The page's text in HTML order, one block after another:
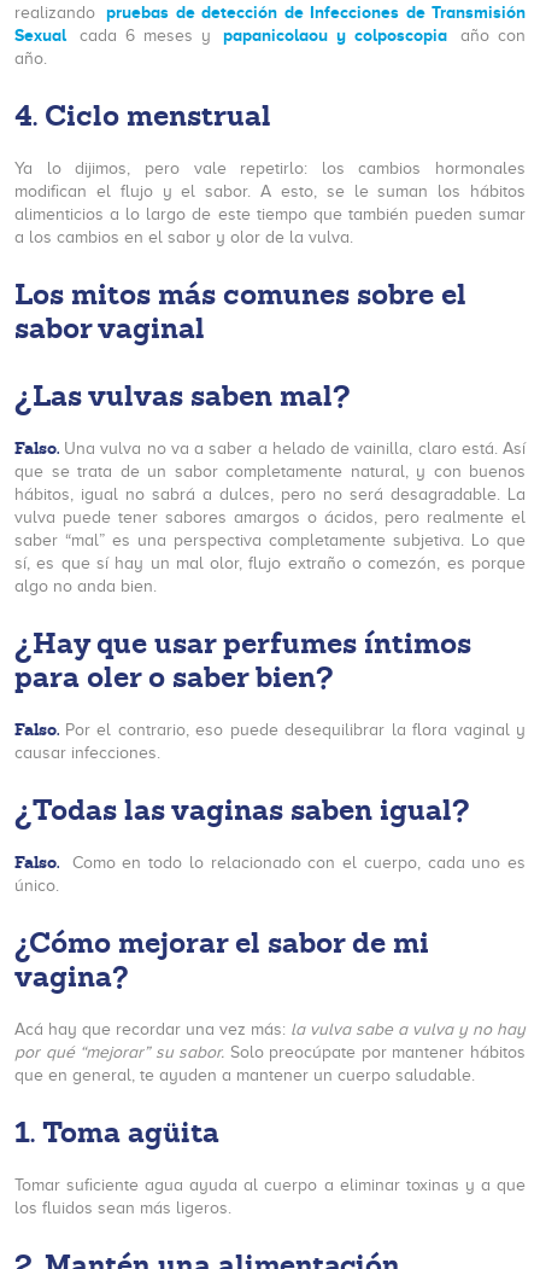
realizando
pruebas de detección de Infecciones de Transmisión
Sexual
cada 6 meses y papanicolaou y colposcopia
año con
año.
4. Ciclo menstrual
Ya lo dijimos, pero vale repetirlo: los cambios hormonales
modifican el flujo y el sabor. A esto, se le suman los hábitos
alimenticios a lo largo de este tiempo que también pueden sumar
a los cambios en el sabor y olor de la vulva.
Los mitos más comunes sobre el
sabor vaginal
¿Las vulvas saben mal?
Falso. Una vulva no va a saber a helado de vainilla, claro está. Así
que se trata de un sabor completamente natural, y con buenos
hábitos, igual no sabrá a dulces, pero no será desagradable. La
vulva puede tener sabores amargos o ácidos, pero realmente el
saber “mal” es una perspectiva completamente subjetiva. Lo que
sí, es que sí hay un mal olor, flujo extraño o comezón, es porque
algo no anda bien.
¿Hay que usar perfumes íntimos
para oler o saber bien?
Falso. Por el contrario, eso puede desequilibrar la flora vaginal y
causar infecciones.
¿Todas las vaginas saben igual?
Falso.
Como en todo lo relacionado con el cuerpo, cada uno es
único.
¿Cómo mejorar el sabor de mi
vagina?
Acá hay que recordar una vez más: la vulva sabe a vulva y no hay
por qué “mejorar” su sabor. Solo preocúpate por mantener hábitos
que en general, te ayuden a mantener un cuerpo saludable.
1. Toma agüita
Tomar suficiente agua ayuda al cuerpo a eliminar toxinas y a que
los fluidos sean más ligeros.